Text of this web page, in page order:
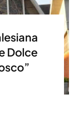
Dolce